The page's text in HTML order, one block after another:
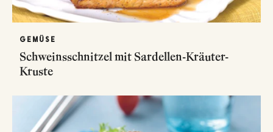
GEMÜSE
Schweinsschnitzel mit Sardellen-Kräuter-
Kruste